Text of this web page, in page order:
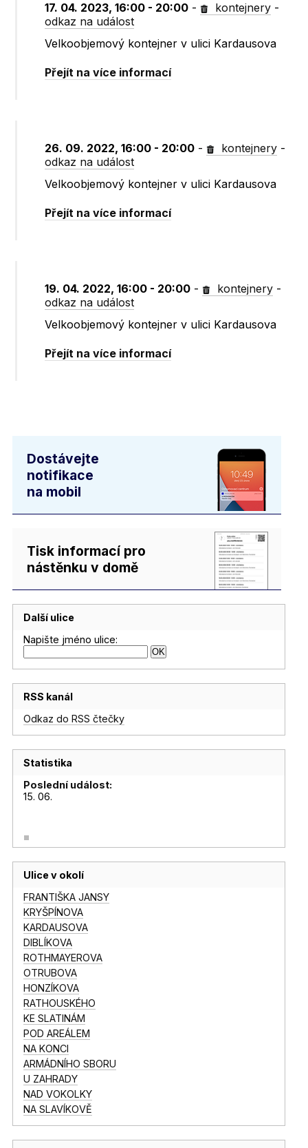
17. 04. 2023, 16:00 - 20:00 - kontejnery -
odkaz na událost
Velkoobjemový kontejner v ulici Kardausova
Přejít na více informací
26. 09. 2022, 16:00 - 20:00 - kontejnery -
odkaz na událost
Velkoobjemový kontejner v ulici Kardausova
Přejít na více informací
19. 04. 2022, 16:00 - 20:00 - kontejnery -
odkaz na událost
Velkoobjemový kontejner v ulici Kardausova
Přejít na více informací
Dostávejte
notifikace
na mobil
Tisk informací pro
nástěnku v domě
Další ulice
Napište jméno ulice:
RSS kanál
Odkaz do RSS čtečky
Statistika
Poslední událost:
15. 06.
Ulice v okolí
FRANTIŠKA JANSY
KRYŠPÍNOVA
KARDAUSOVA
DIBLÍKOVA
ROTHMAYEROVA
OTRUBOVA
HONZÍKOVA
RATHOUSKÉHO
KE SLATINÁM
POD AREÁLEM
NA KONCI
ARMÁDNÍHO SBORU
U ZAHRADY
NAD VOKOLKY
NA SLAVÍKOVĚ